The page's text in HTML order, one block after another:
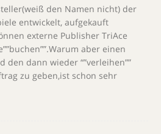
den Namen nicht) der
entwickelt, aufgekauft
externe Publisher TriAce
aber einen
den dann wieder “”verleihen””
zu geben,ist schon sehr